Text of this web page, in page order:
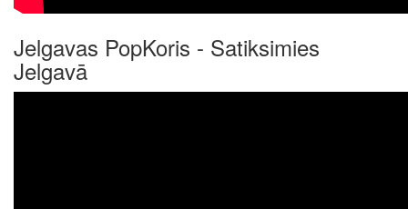
Jelgavas PopKoris - Satiksimies
Jelgavā